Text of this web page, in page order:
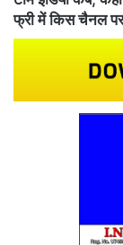
फ्री में किस चैनल